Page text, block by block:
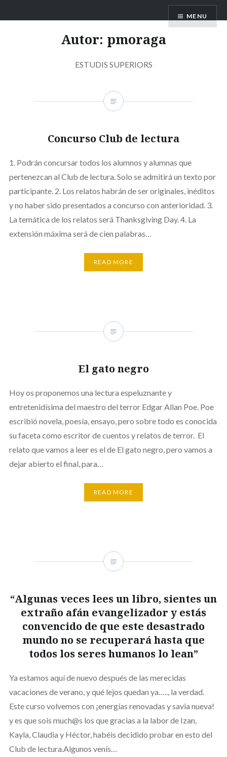
to Club Lectura Secundaria MENU
Autor: pmoraga
ESTUDIS SUPERIORS
Concurso Club de lectura
1. Podrán concursar todos los alumnos y alumnas que
pertenezcan al Club de lectura. Solo se admitirá un texto por
participante. 2. Los relatos habrán de ser originales, inéditos
y no haber sido presentados a concurso con anterioridad. 3.
La temática de los relatos será Thanksgiving Day. 4. La
extensión máxima será de cien palabras…
READ MORE
El gato negro
Hoy os proponemos una lectura espeluznante y
entretenidísima del maestro del terror Edgar Allan Poe. Poe
escribió novela, poesía, ensayo, pero sobre todo es conocida
su faceta como escritor de cuentos y relatos de terror. El
relato que vamos a leer es el de El gato negro, pero vamos a
dejar abierto el final, para…
READ MORE
“Algunas veces lees un libro, sientes un
extraño afán evangelizador y estás
convencido de que este desastrado
mundo no se recuperará hasta que
todos los seres humanos lo lean”
Ya estamos aquí de nuevo después de las merecidas
vacaciones de verano, y qué lejos quedan ya….., la verdad.
Este curso volvemos con ¡energías renovadas y savia nueva!
y es que sois much@s los que gracias a la labor de Izan,
Kayla, Claudia y Héctor, habéis decidido probar en esto del
Club de lectura.Algunos venís…